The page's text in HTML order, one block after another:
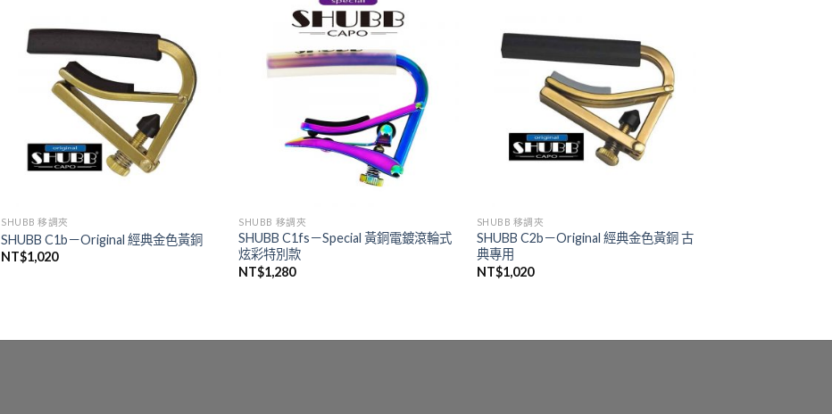
SHUBB 移調夾
SHUBB C1b－Original 經典金色黃銅
NT$1,020
SHUBB 移調夾
SHUBB C1fs－Special 黃銅電鍍滾輪式
炫彩特別款
NT$1,280
SHUBB 移調夾
SHUBB C2b－Original 經典金色黃銅 古
典專用
NT$1,020